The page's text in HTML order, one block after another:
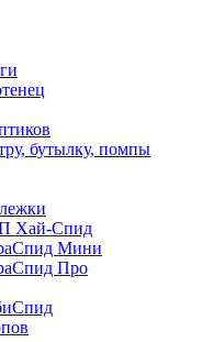
бутылку, помпы
Хай-Спид
Мини
Про